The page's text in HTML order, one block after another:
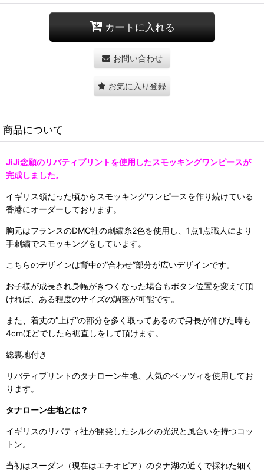
カートに入れる
お問い合わせ
お気に入り登録
商品について
JiJi念願のリバティプリントを使用したスモッキングワンピースが
完成しました。
イギリス領だった頃からスモッキングワンピースを作り続けている
香港にオーダーしております。
胸元はフランスのDMC社の刺繍糸2色を使用し、1点1点職人により
手刺繍でスモッキングをしています。
こちらのデザインは背中の”合わせ”部分が広いデザインです。
お子様が成長され身幅がきつくなった場合もボタン位置を変えて頂
ければ、ある程度のサイズの調整が可能です。
また、着丈の”上げ”の部分を多く取ってあるので身長が伸びた時も
4cmほどでしたら裾直しをして頂けます。
総裏地付き
リバティプリントのタナローン生地、人気のベッツィを使用してお
ります。
タナローン生地とは？
イギリスのリバティ社が開発したシルクの光沢と風合いを持つコッ
トン。
当初はスーダン（現在はエチオピア）のタナ湖の近くで採れた細く